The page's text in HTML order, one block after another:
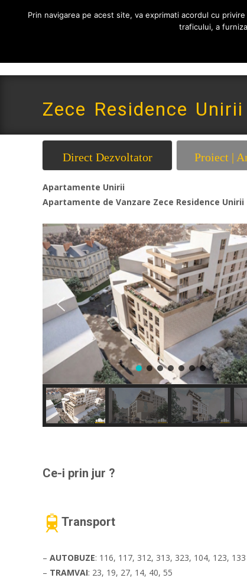
Zece Residence
Direct Dezvoltator Proiect |
Apartamente Unirii
Apartamente de Vanzare Zece Residence Unirii
Ce-i prin jur ?
Transport
– AUTOBUZE: 116, 117, 312, 313, 323, 104, 123, 133
– TRAMVAI: 23, 19, 27, 14, 40, 55
Prin navigarea pe acest site, va exprimati acordul cu
traficului, a